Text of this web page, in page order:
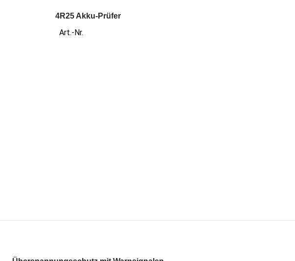
4R25 Akku-Prüfer
Art.-Nr.